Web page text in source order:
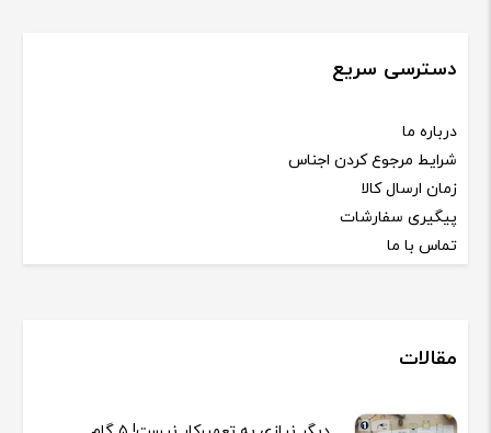
دسترسی سریع
درباره ما
شرایط مرجوع کردن اجناس
زمان ارسال کالا
پیگیری سفارشات
تماس با ما
مقالات